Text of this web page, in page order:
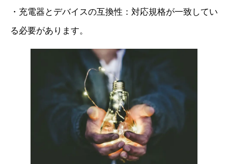
・充電器とデバイスの互換性：対応規格が一致してい
る必要があります。